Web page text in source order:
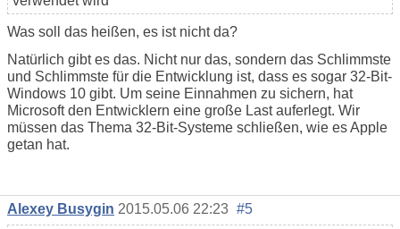
Was soll das heißen, es ist nicht da?
Natürlich gibt es das. Nicht nur das, sondern das Schlimmste
und Schlimmste für die Entwicklung ist, dass es sogar 32-Bit-
Windows 10 gibt. Um seine Einnahmen zu sichern, hat
Microsoft den Entwicklern eine große Last auferlegt. Wir
müssen das Thema 32-Bit-Systeme schließen, wie es Apple
getan hat.
Alexey Busygin 2015.05.06 22:23 #5